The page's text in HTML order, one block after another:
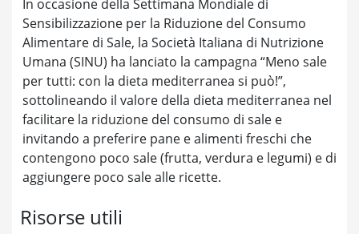
In occasione della Settimana Mondiale di
Sensibilizzazione per la Riduzione del Consumo
Alimentare di Sale, la Società Italiana di Nutrizione
Umana (SINU) ha lanciato la campagna “Meno sale
per tutti: con la dieta mediterranea si può!”,
sottolineando il valore della dieta mediterranea nel
facilitare la riduzione del consumo di sale e
invitando a preferire pane e alimenti freschi che
contengono poco sale (frutta, verdura e legumi) e di
aggiungere poco sale alle ricette.
Risorse utili